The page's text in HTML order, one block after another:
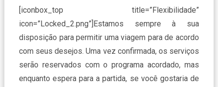
[iconbox_top title=”Flexibilidade”
icon=”Locked_2.png”]Estamos sempre à sua
disposição para permitir uma viagem para de acordo
com seus desejos. Uma vez confirmada, os serviços
serão reservados com o programa acordado, mas
enquanto espera para a partida, se você gostaria de